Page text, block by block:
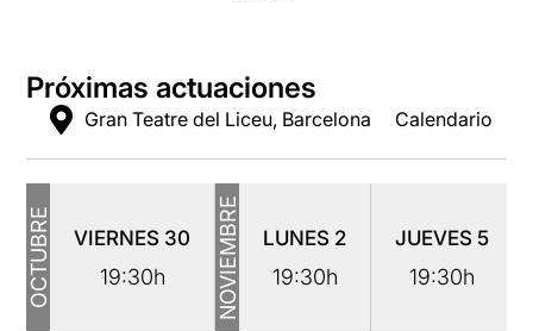
Próximas actuaciones
Gran Teatre del Liceu, Barcelona Calendario
OCTUBRE VIERNES 30
19:30h NOVIEMBRE LUNES 2
19:30h
JUEVES 5
19:30h